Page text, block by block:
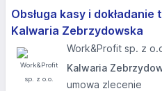
Obsługa kasy i
Kalwaria Zebrzydowska
Work&Profit sp. z
Kalwaria
umowa zlecenie